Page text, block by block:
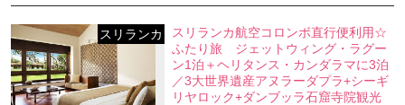
スリランカ
スリランカ航空コロンボ直行便利用☆
ふたり旅 ジェットウィング・ラグー
ン1泊＋ヘリタンス・カンダラマに3泊
／3大世界遺産アヌラーダプラ+シーギ
リヤロック+ダンブッラ石窟寺院観光